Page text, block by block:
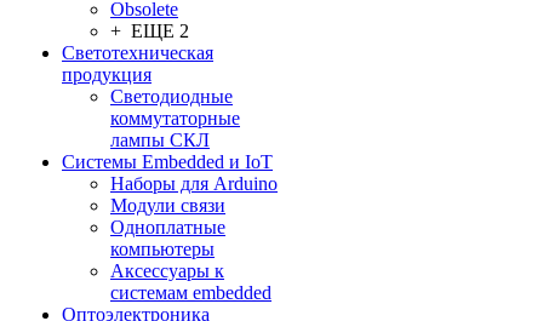
Obsolete
+ ЕЩЕ 2
Светотехническая
продукция
Светодиодные
коммутаторные
лампы СКЛ
Системы Embedded и IoT
Наборы для Arduino
Модули связи
Одноплатные
компьютеры
Аксессуары к
системам embedded
Oптоэлектроника